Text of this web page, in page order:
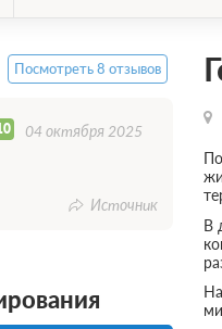
Посмотреть 8 отзывов
04 октября 2025
Источник
В